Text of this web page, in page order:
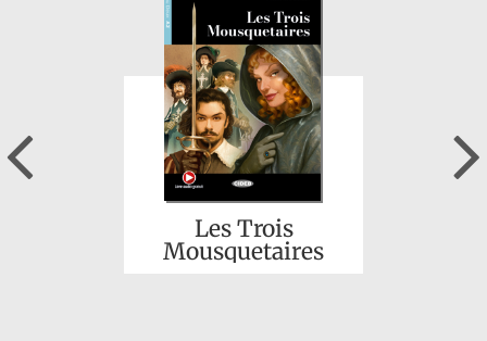
Les Trois
Mousquetaires
Previous